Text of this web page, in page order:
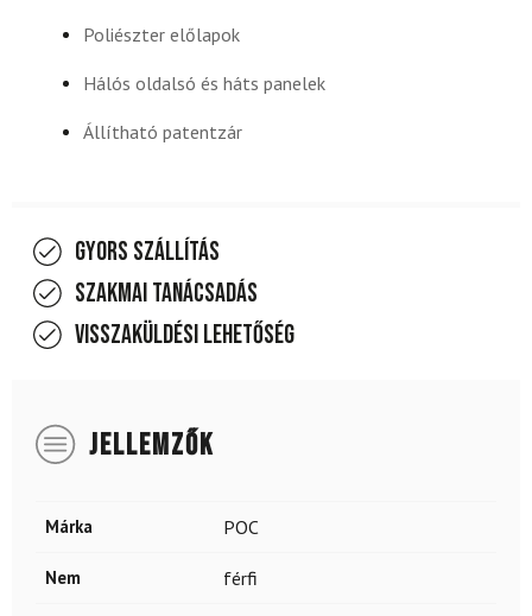
Poliészter előlapok
Hálós oldalsó és háts panelek
Állítható patentzár
Gyors szállítás
Szakmai tanácsadás
Visszaküldési lehetőség
JELLEMZŐK
Márka POC
Nem férfi